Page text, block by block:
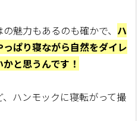
魅力もあるのも確かで、 ハ
ぱり寝ながら自然をダイレ
と思うんです！
ハンモックに寝転がって撮